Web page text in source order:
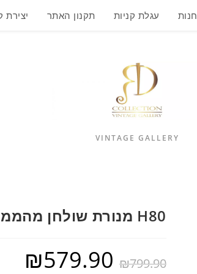
חנות עגלת קניות תקנון האתר יצירת
VINTAGE GALLERY
H80 מנורת שולחן מהממת
₪799.90
₪579.90